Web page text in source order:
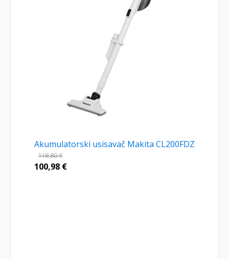
Akumulatorski usisavač Makita CL200FDZ
118,80€
100,98 €